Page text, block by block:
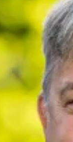
Pressesprecher